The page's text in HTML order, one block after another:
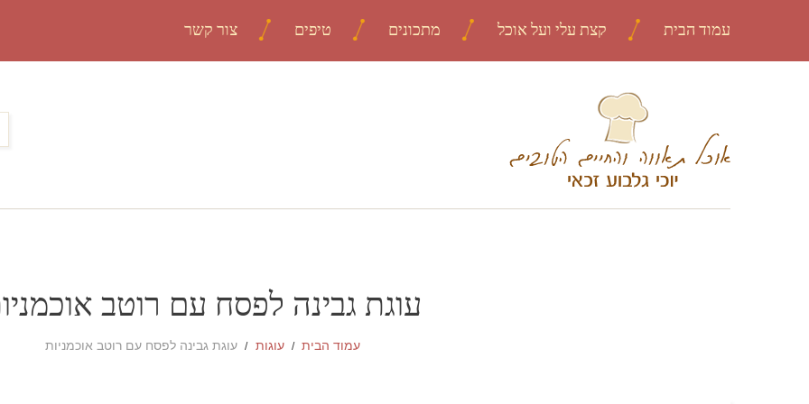
עמוד הבית קצת עלי ועל אוכל מתכונים טיפים צור קשר
עוגת גבינה לפסח עם רוטב
עמוד הבית עוגות עוגת גבינה לפסח עם רוטב אוכמניות